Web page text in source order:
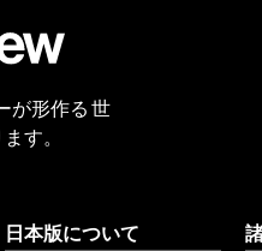
が形作る 世
す。
日本版について